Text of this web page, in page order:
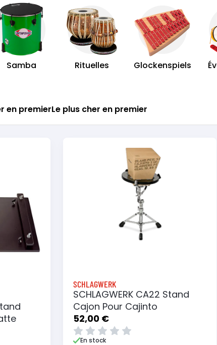
Samba Rituelles Glockenspiels
en premierLe plus cher en premier
SCHLAGWERK
SCHLAGWERK CA22 Stand
Cajon Pour Cajinto
52,00 €
En stock